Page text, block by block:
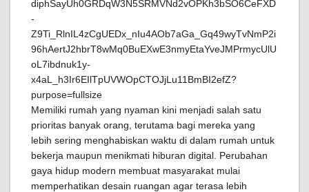
Memiliki rumah yang nyaman kini menjadi salah satu
prioritas banyak orang, terutama bagi mereka yang
lebih sering menghabiskan waktu di dalam rumah untuk
bekerja maupun menikmati hiburan digital. Perubahan
gaya hidup modern membuat masyarakat mulai
memperhatikan desain ruangan agar terasa lebih